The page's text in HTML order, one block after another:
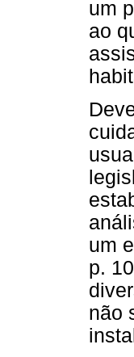
um
ao
um
p.
não